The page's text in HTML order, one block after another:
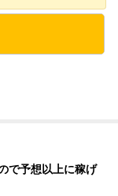
で予想以上に稼げ